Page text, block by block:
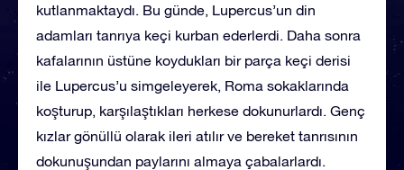
kutlanmaktaydı. Bu günde, Lupercus’un din
adamları tanrıya keçi kurban ederlerdi. Daha sonra
kafalarının üstüne koydukları bir parça keçi derisi
ile Lupercus’u simgeleyerek, Roma sokaklarında
koşturup, karşılaştıkları herkese dokunurlardı. Genç
kızlar gönüllü olarak ileri atılır ve bereket tanrısının
dokunuşundan paylarını almaya çabalarlardı.